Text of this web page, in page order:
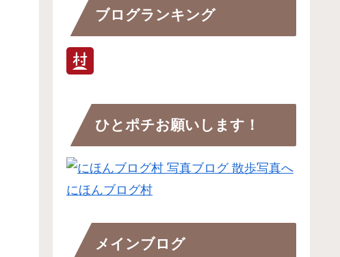
ブログランキング
ひとポチお願いします！
にほんブログ村
メインブログ